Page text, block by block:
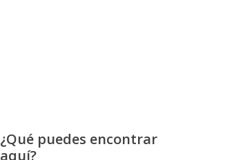
¿Qué puedes encontrar
aquí?